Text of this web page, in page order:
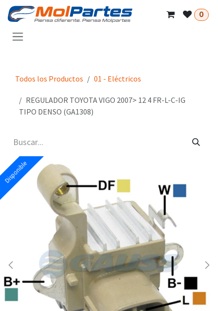
Ir al contenido
0
Todos los Productos 01 - Eléctricos
REGULADOR TOYOTA VIGO 2007> 12 4 FR-L-C-IG
TIPO DENSO (GA1308)
Disponible
Disponible